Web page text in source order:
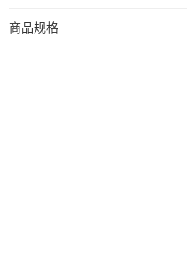
商品规格